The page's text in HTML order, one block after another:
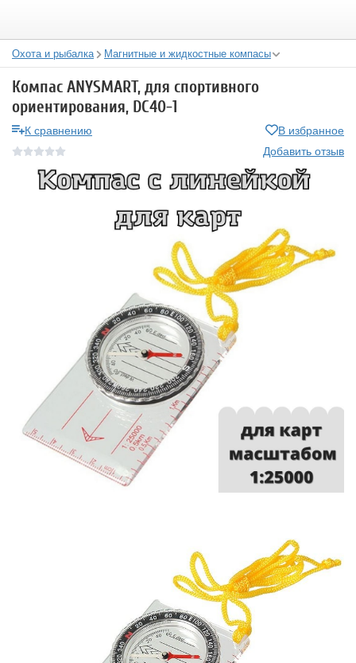
Охота и рыбалка Магнитные и жидкостные компасы
Компас ANYSMART, для спортивного
ориентирования, DC40-1
К сравнению
В избранное
Добавить отзыв